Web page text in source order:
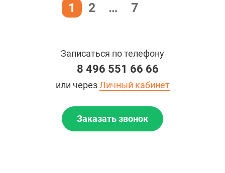
1 2 … 7
Записаться по телефону
8 496 551 66 66
или черезЛичный кабинет
Заказать звонок